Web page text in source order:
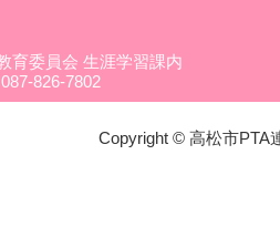
育委員会 生涯学習課内
826-7802
Copyright © 高松市PTA